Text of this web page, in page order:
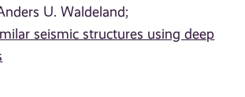
U. Waldeland;
seismic structures using deep